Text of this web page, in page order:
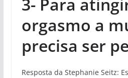
orgasmo a
precisa ser
Resposta da Stephanie Seitz: